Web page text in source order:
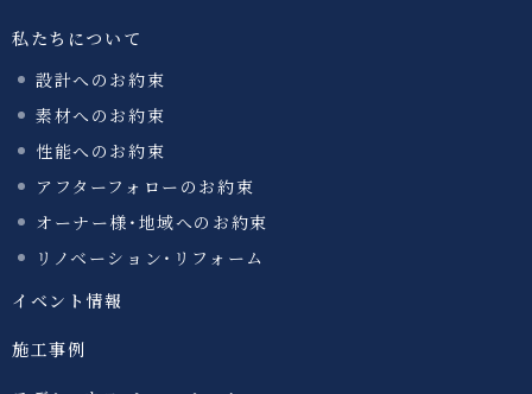
私たちについて
設計へのお約束
素材へのお約束
性能へのお約束
アフターフォローのお約束
オーナー様・地域へのお約束
リノベーション・リフォーム
イベント情報
施工事例